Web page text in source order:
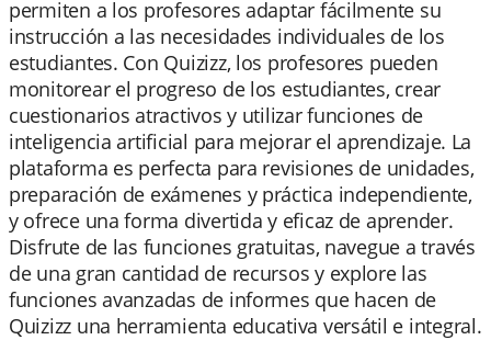
permiten a los profesores adaptar fácilmente su
instrucción a las necesidades individuales de los
estudiantes. Con Quizizz, los profesores pueden
monitorear el progreso de los estudiantes, crear
cuestionarios atractivos y utilizar funciones de
inteligencia artificial para mejorar el aprendizaje. La
plataforma es perfecta para revisiones de unidades,
preparación de exámenes y práctica independiente,
y ofrece una forma divertida y eficaz de aprender.
Disfrute de las funciones gratuitas, navegue a través
de una gran cantidad de recursos y explore las
funciones avanzadas de informes que hacen de
Quizizz una herramienta educativa versátil e integral.